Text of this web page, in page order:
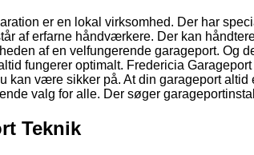
er en lokal virksomhed. Der har
af erfarne håndværkere. Der kan
af en velfungerende garageport. Og
fungerer optimalt. Fredericia
kan være sikker på. At din garageport
valg for alle. Der søger
Teknik